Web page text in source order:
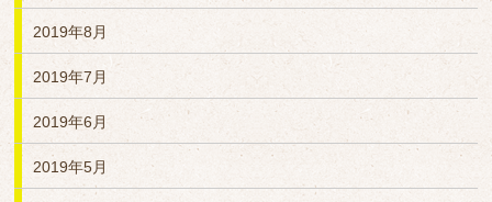
2019年8月
2019年7月
2019年6月
2019年5月